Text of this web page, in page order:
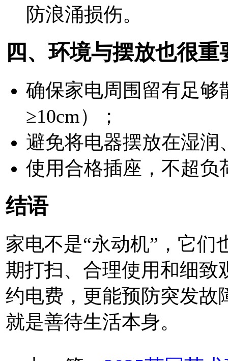
防浪涌损伤。
四、环境与摆放也很重
确保家电周围留有足够
≥10cm）；
避免将电器摆放在湿
使用合格插座，不超负
结语
家电不是“永动机”，它们
期打扫、合理使用和细致
约电费，更能预防突发故
就是善待生活本身。